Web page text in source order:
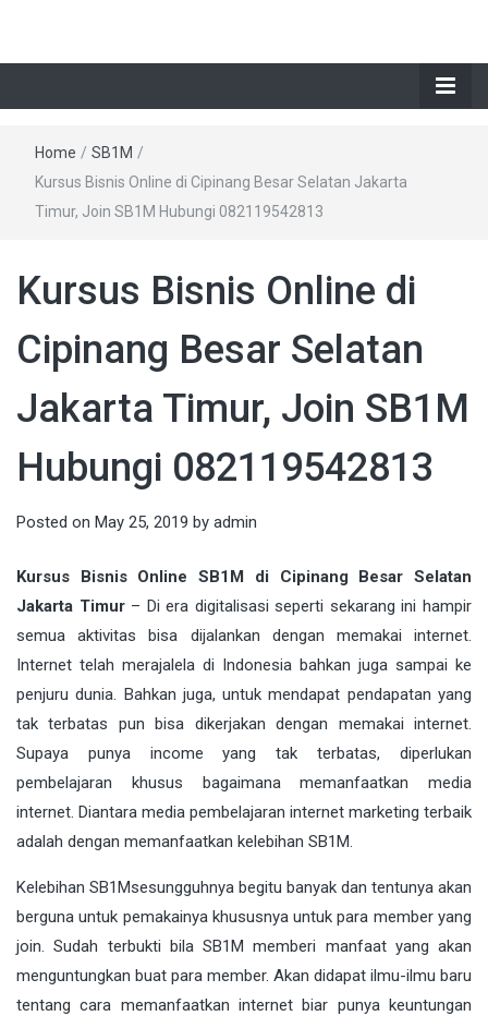
Home / SB1M /
Kursus Bisnis Online di Cipinang Besar Selatan Jakarta
Timur, Join SB1M Hubungi 082119542813
Kursus Bisnis Online di
Cipinang Besar Selatan
Jakarta Timur, Join SB1M
Hubungi 082119542813
Posted on May 25, 2019 by admin
Kursus Bisnis Online SB1M di Cipinang Besar Selatan
Jakarta Timur– Di era digitalisasi seperti sekarang ini hampir
semua aktivitas bisa dijalankan dengan memakai internet.
Internet telah merajalela di Indonesia bahkan juga sampai ke
penjuru dunia. Bahkan juga, untuk mendapat pendapatan yang
tak terbatas pun bisa dikerjakan dengan memakai internet.
Supaya punya income yang tak terbatas, diperlukan
pembelajaran khusus bagaimana memanfaatkan media
internet. Diantara media pembelajaran internet marketing terbaik
adalah dengan memanfaatkan kelebihan SB1M
Kelebihan SB1Msesungguhnya begitu banyak dan tentunya akan
berguna untuk pemakainya khususnya untuk para member yang
join. Sudah terbukti bila SB1M memberi manfaat yang akan
menguntungkan buat para member. Akan didapat ilmu-ilmu baru
tentang cara memanfaatkan internet biar punya keuntungan